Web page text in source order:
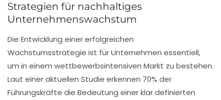
Strategien für nachhaltiges
Unternehmenswachstum
Die Entwicklung einer erfolgreichen
Wachstumsstrategie ist für Unternehmen essentiell,
um in einem wettbewerbsintensiven Markt zu bestehen.
Laut einer aktuellen Studie erkennen 70% der
Führungskräfte die Bedeutung einer klar definierten